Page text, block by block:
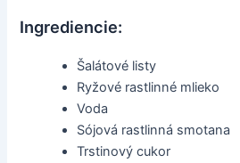
Ingrediencie:
Šalátové listy
Ryžové rastlinné mlieko
Voda
Sójová rastlinná smotana
Trstinový cukor